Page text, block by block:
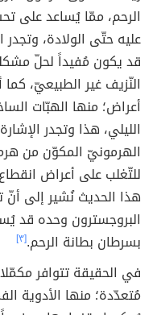
الرحم، ممّا يُساعد على
عليه حتّى الولادة، وتجدر
قد يكون مُفيداً لحلّ
النّزيف غير الطبيعيّ،
أعراض؛ منها الهبّات
الليلي، هذا وتجدر
الهرمونيّ المكوّن من
للتّغلب على أعراض
هذا الحديث نُشير إلى أنّ
البروجسترون وحده قد
بسرطان بطانة الرحم.[٣]
في الحقيقة تتوافر
مُتعدّدة؛ منها الأدوية